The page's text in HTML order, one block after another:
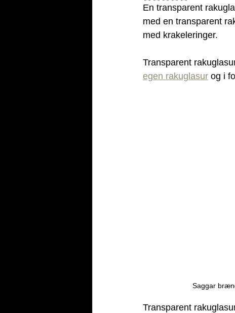
En transparent
med en transparent
med krakeleringer.
Transparent
egen rakuglasur og i
Saggar
Transparent